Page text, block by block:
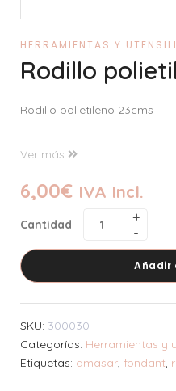
HERRAMIENTAS Y
Rodillo
Rodillo polietileno 23cms
Ver más
6,00€ IVA Incl.
Cantidad
Añadir
SKU: 300030
Categorías: Herramientas y
Etiquetas: amasar, fondant,